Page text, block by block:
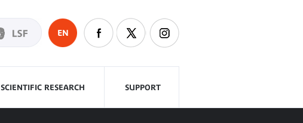
EN
SCIENTIFIC RESEARCH SUPPORT